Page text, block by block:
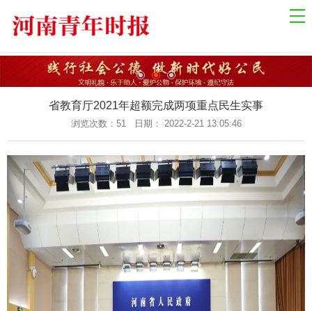
网站导航
国际资讯
国内新闻
金融观察
关于我们
联系我们
健康教育
自然生态
社会法制
省教育厅2021年超额完成两项重点民生实事
浏览次数： 51 日期： 2022-2-21 13:05:46